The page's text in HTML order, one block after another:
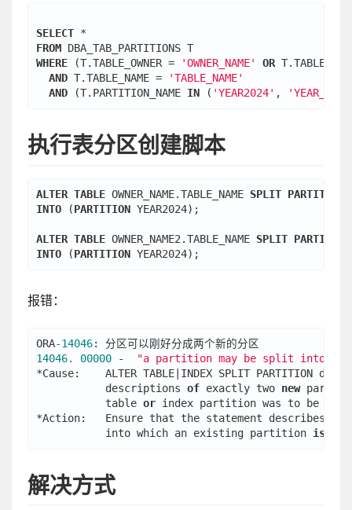
SELECT
FROM
WHERE (T.TABLE_OWNER = 'OWNER_NAME' OR
AND T.TABLE_NAME =
'TABLE_NAME'
AND (T.PARTITION_NAME IN ( 'YEAR2024' , 'YEAR_MAX'
执行表分区创建脚本
ALTER TABLE OWNER_NAME.TABLE_NAME SPLIT PARTITION
INTO (PARTITION YEAR2024);
ALTER TABLE OWNER_NAME2.TABLE_NAME SPLIT PARTITION
INTO (PARTITION
报错：
ORA-14046
14046.
00000 -
"a partition may be split into
*Cause:    ALTER TABLE|INDEX SPLIT PARTITION did
           descriptions
of exactly two new
           table
or index partition was to be
*Action:   Ensure that the statement describes
           into which an existing partition
is
解决方式